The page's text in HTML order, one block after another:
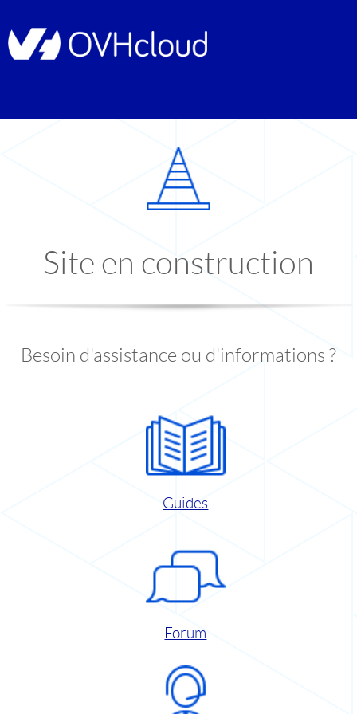
Site en construction
Besoin d'assistance ou d'informations ?
Guides
Forum